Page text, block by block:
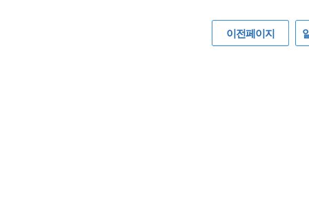
이전페이지